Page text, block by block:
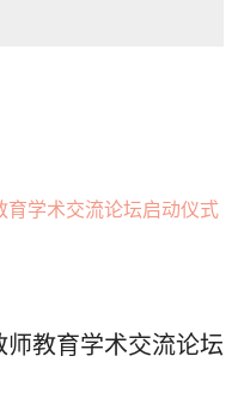
教育学术交流论坛